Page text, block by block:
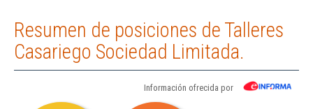
Resumen de posiciones de Talleres
Casariego Sociedad Limitada.
Información ofrecida por